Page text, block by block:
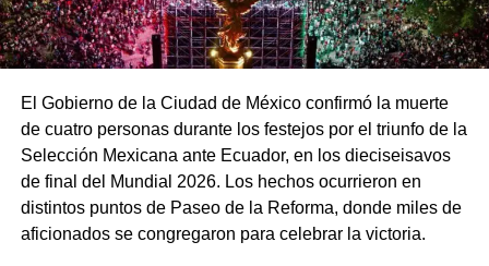
El Gobierno de la Ciudad de México confirmó la muerte
de cuatro personas durante los festejos por el triunfo de la
Selección Mexicana ante Ecuador, en los dieciseisavos
de final del Mundial 2026. Los hechos ocurrieron en
distintos puntos de Paseo de la Reforma, donde miles de
aficionados se congregaron para celebrar la victoria.